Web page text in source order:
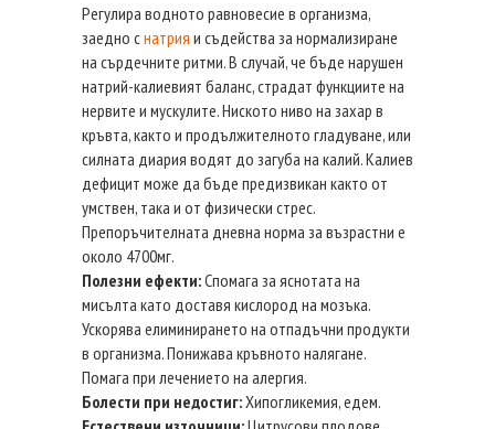
Регулира водното равновесие в организма,
заедно снатрия и съдейства за нормализиране
на сърдечните ритми. В случай, че бъде нарушен
натрий-калиевият баланс, страдат функциите на
нервите и мускулите. Ниското ниво на захар в
кръвта, както и продължителното гладуване, или
силната диария водят до загуба на калий. Калиев
дефицит може да бъде предизвикан както от
умствен, така и от физически стрес.
Препоръчителната дневна норма за възрастни е
около 4700мг.
Полезни ефекти:Спомага за яснотата на
мисълта като доставя кислород на мозъка.
Ускорява елиминирането на отпадъчни продукти
в организма. Понижава кръвното налягане.
Помага при лечението на алергия.
Болести при недостиг:Хипогликемия, едем.